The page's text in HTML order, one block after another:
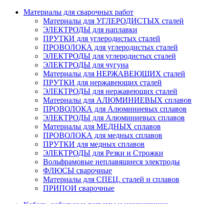
Материалы для сварочных работ
Материалы для УГЛЕРОДИСТЫХ сталей
ЭЛЕКТРОДЫ для наплавки
ПРУТКИ для углеродистых сталей
ПРОВОЛОКА для углеродистых сталей
ЭЛЕКТРОДЫ для углеродистых сталей
ЭЛЕКТРОДЫ для чугуна
Материалы для НЕРЖАВЕЮЩИХ сталей
ПРУТКИ для нержавеющих сталей
ЭЛЕКТРОДЫ для нержавеющих сталей
Материалы для АЛЮМИНИЕВЫХ сплавов
ПРОВОЛОКА для Алюминиевых сплавов
ЭЛЕКТРОДЫ для Алюминиевых сплавов
Материалы для МЕДНЫХ сплавов
ПРОВОЛОКА для медных сплавов
ПРУТКИ для медных сплавов
ЭЛЕКТРОДЫ для Резки и Строжки
Вольфрамовые неплавящиеся электроды
ФЛЮСЫ сварочные
Материалы для СПЕЦ. сталей и сплавов
ПРИПОИ сварочные